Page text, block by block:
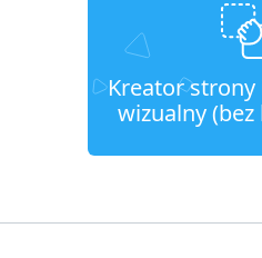
Kreator
wizualny